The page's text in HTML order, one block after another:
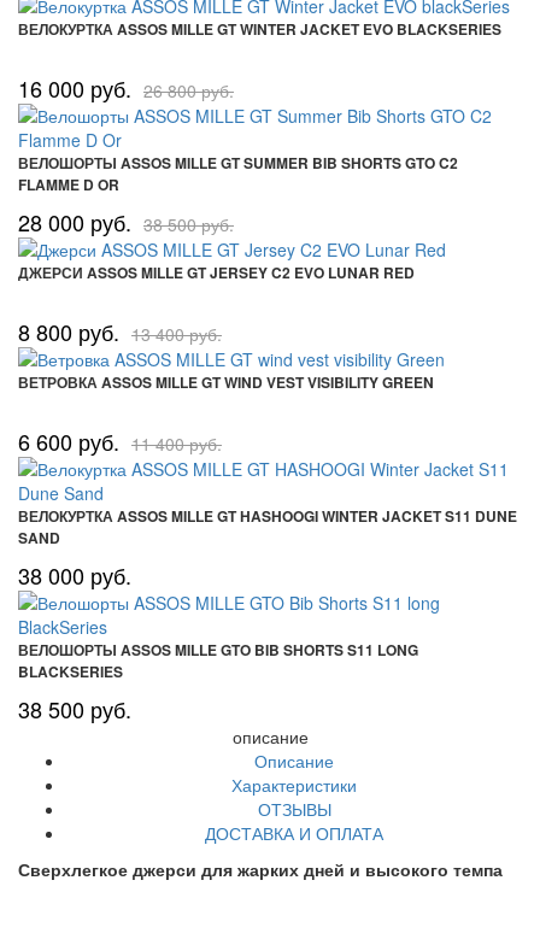
ВЕЛОКУРТКА ASSOS MILLE GT WINTER JACKET EVO BLACKSERIES
16 000 руб. 26 800 руб.
ВЕЛОШОРТЫ ASSOS MILLE GT SUMMER BIB SHORTS GTO C2
FLAMME D OR
28 000 руб. 38 500 руб.
ДЖЕРСИ ASSOS MILLE GT JERSEY C2 EVO LUNAR RED
8 800 руб. 13 400 руб.
ВЕТРОВКА ASSOS MILLE GT WIND VEST VISIBILITY GREEN
6 600 руб. 11 400 руб.
ВЕЛОКУРТКА ASSOS MILLE GT HASHOOGI WINTER JACKET S11 DUNE
SAND
38 000 руб.
ВЕЛОШОРТЫ ASSOS MILLE GTO BIB SHORTS S11 LONG
BLACKSERIES
38 500 руб.
описание
Описание
Характеристики
ОТЗЫВЫ
ДОСТАВКА И ОПЛАТА
Сверхлегкое джерси для жарких дней и высокого темпа